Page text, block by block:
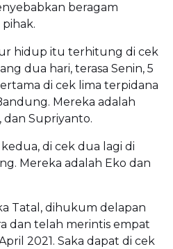
beragam
hidup itu terhitung di cek
dua hari, terasa Senin, 5
di cek lima terpidana
Mereka adalah
dan Supriyanto.
di cek dua lagi di
Mereka adalah Eko dan
Tatal, dihukum delapan
dan telah merintis empat
2021. Saka dapat di cek